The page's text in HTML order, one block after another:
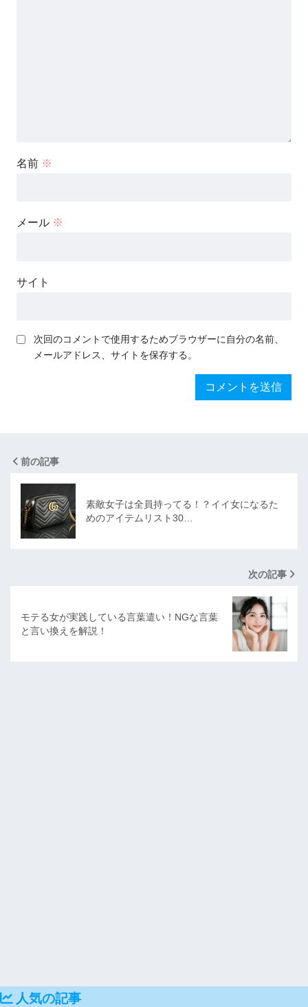
名前 ※
メール ※
サイト
次回のコメントで使用するためブラウザーに自分の名前、
メールアドレス、サイトを保存する。
前の記事
素敵女子は全員持ってる！？イイ女になるた
めのアイテムリスト30…
次の記事
モテる女が実践している言葉遣い！NGな言葉
と言い換えを解説！
人気の記事